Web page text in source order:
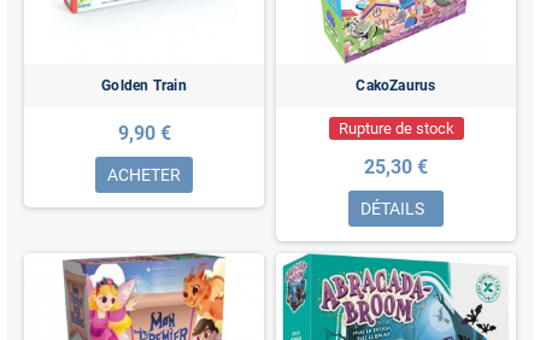
Golden Train
9,90 €
ACHETER
CakoZaurus
Rupture de stock
25,30 €
DÉTAILS